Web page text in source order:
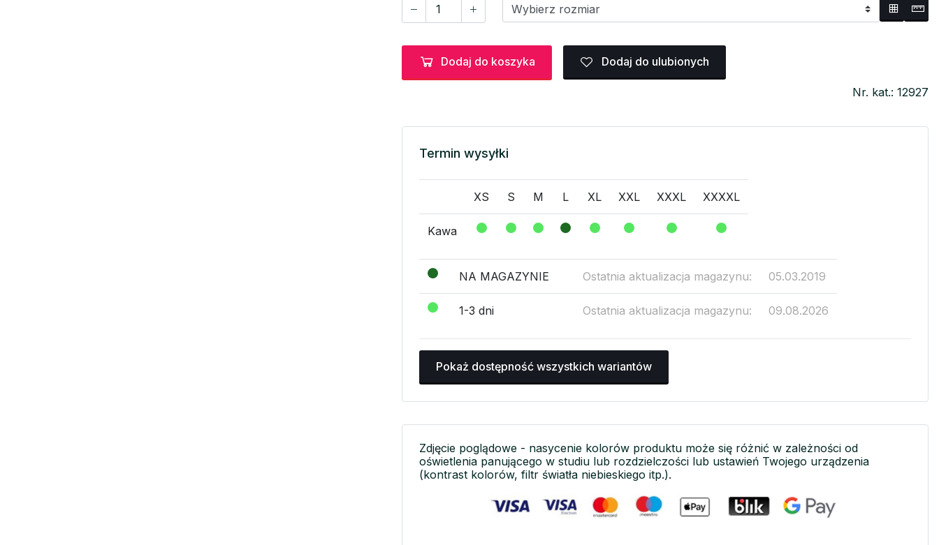
Dodaj do koszyka Dodaj do ulubionych
Nr. kat.: 12927
Termin wysyłki
XS S M L XL XXL XXXL XXXXL
Kawa
NA MAGAZYNIE Ostatnia aktualizacja magazynu: 05.03.2019
1-3 dni Ostatnia aktualizacja magazynu: 09.08.2026
Pokaż dostępność wszystkich wariantów
Zdjęcie poglądowe - nasycenie kolorów produktu może się różnić w zależności od
oświetlenia panującego w studiu lub rozdzielczości lub ustawień Twojego urządzenia
(kontrast kolorów, filtr światła niebieskiego itp.).